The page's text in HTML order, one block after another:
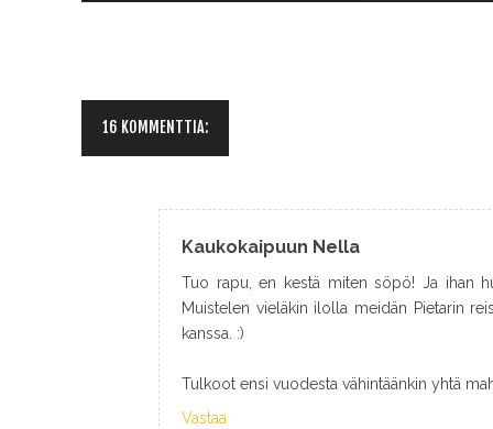
16 KOMMENTTIA:
Kaukokaipuun Nella
Tuo rapu, en kestä miten söpö! Ja ihan
Muistelen vieläkin ilolla meidän Pietarin
kanssa. :)
Tulkoot ensi vuodesta vähintäänkin yhtä
Vastaa